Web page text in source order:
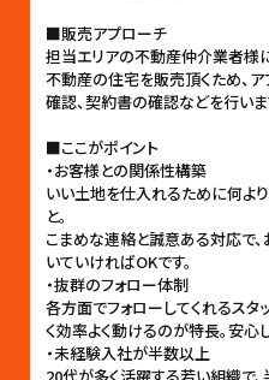
■販売アプローチ
担当エリアの不動産仲介業者様
不動産の住宅を販売頂くため、
確認、契約書の確認などを行いま
■ここがポイント
・お客様との関係性構築
いい土地を仕入れるために何よ
と。
こまめな連絡と誠意ある対応で
いていければOKです。
・抜群のフォロー体制
各方面でフォローしてくれるスタ
く効率よく動けるのが特長。安心
・未経験入社が半数以上
20代が多く活躍する若い組織で